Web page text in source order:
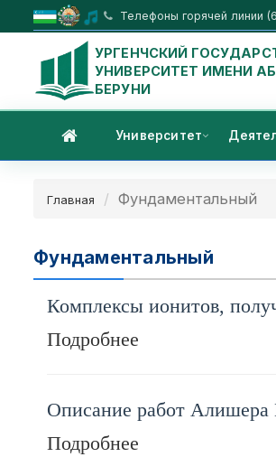
Телефоны горячей линии
УРГЕНЧСКИЙ
УНИВЕРСИТЕТ ИМЕНИ
БЕРУНИ
Университет
Главная Фундаментальный
Фундаментальный
Комплексы ионитов,
Подробнее
Описание работ Алишера
Подробнее